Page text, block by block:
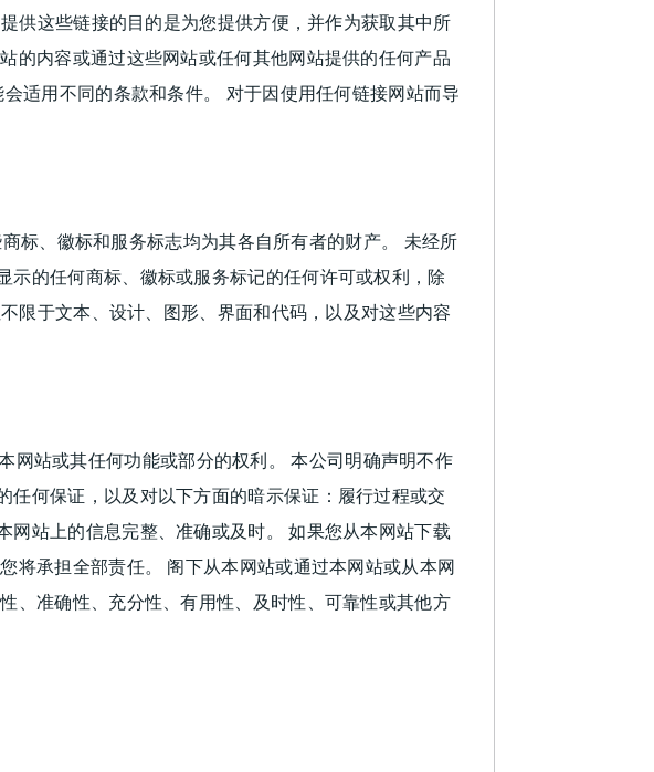
供这些链接的目的是为您提供方便，并作为获取其中所
的内容或通过这些网站或任何其他网站提供的任何产品
适用不同的条款和条件。 对于因使用任何链接网站而导
标、徽标和服务标志均为其各自所有者的财产。 未经所
的任何商标、徽标或服务标记的任何许可或权利，除
限于文本、设计、图形、界面和代码，以及对这些内容
网站或其任何功能或部分的权利。 本公司明确声明不作
何保证，以及对以下方面的暗示保证：履行过程或交
站上的信息完整、准确或及时。 如果您从本网站下载
将承担全部责任。 阁下从本网站或通过本网站或从本网
、准确性、充分性、有用性、及时性、可靠性或其他方